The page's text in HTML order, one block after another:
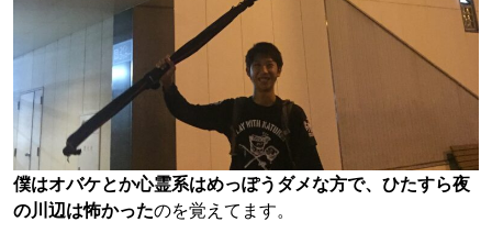
僕はオバケとか心霊系はめっぽうダメな方で、ひたすら夜
の川辺は怖かったのを覚えてます。